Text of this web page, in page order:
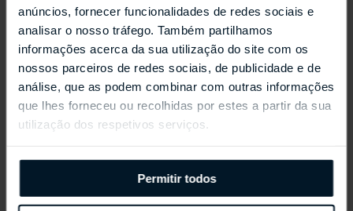
anúncios, fornecer funcionalidades de redes sociais e
analisar o nosso tráfego. Também partilhamos
informações acerca da sua utilização do site com os
nossos parceiros de redes sociais, de publicidade e de
análise, que as podem combinar com outras informações
que lhes forneceu ou recolhidas por estes a partir da sua
utilização dos respetivos serviços.
Permitir todos
REPOSSI ANTIFER